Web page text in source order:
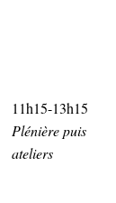
11h15-13h15
Plénière puis
ateliers